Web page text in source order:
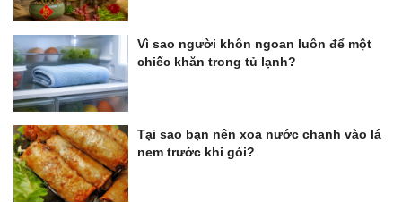
Vì sao người khôn ngoan luôn để một
chiếc khăn trong tủ lạnh?
Tại sao bạn nên xoa nước chanh vào lá
nem trước khi gói?